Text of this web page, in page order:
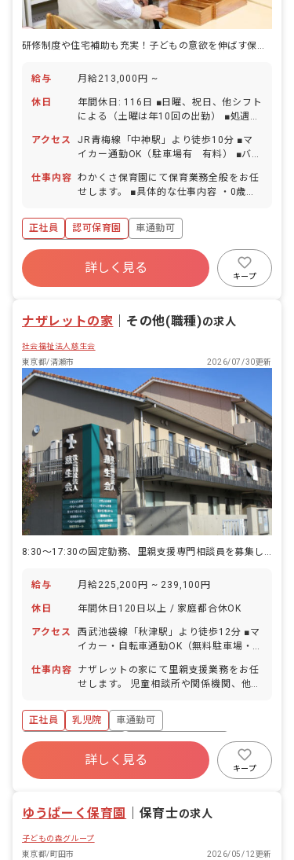
給与 月給213,000円 ~
休日
年間休日: 116日 ■日曜、祝日、他シフト
による（土曜は年10回の出勤） ■処遇改
度13日） ∟希望があれば取得率100％
可能／1時間単位での取得可／5日以上の
連休相談OK ■慶弔休暇 ■産前産後・育児
休暇（取得率100％） ■介護・看護休暇
欠勤の相談も可能です。
アクセス
JR青梅線「中神駅」より徒歩10分 ■マ
イカー通勤OK（駐車場有 有料） ■バイ
仕事内容 わかくさ保育園にて保育業務全般をお任
せします。 ■具体的な仕事内容 ・0歳～5
月案の作成 ・保護者対応
正社員 認可保育園
車通勤可
ボーナス・賞与あり
寮・住宅・家賃補助あり
社会保険完備
詳しく見る
キープ
ナザレットの家 その他(職種)の求人
社会福祉法人慈生会
東京都/清瀬市
2026/07/30更新
給与 月給225,200円 ~ 239,100円
休日 年間休日120日以上 / 家庭都合休OK
アクセス
西武池袋線「秋津駅」より徒歩12分 ■マ
イカー・自転車通勤OK（無料駐車場・
仕事内容
ナザレットの家にて里親支援業務をお任
せします。 児童相談所や関係機関、他職
ための支援と地域の里親さんのサポート
を行います。
正社員 乳児院
車通勤可
ボーナス・賞与あり
年間休日120日以上
寮・住宅・家賃補助あり
社会保険完備
詳しく見る
キープ
ゆうぱーく保育園 保育士の求人
子どもの森グループ
東京都/町田市
2026/05/12更新